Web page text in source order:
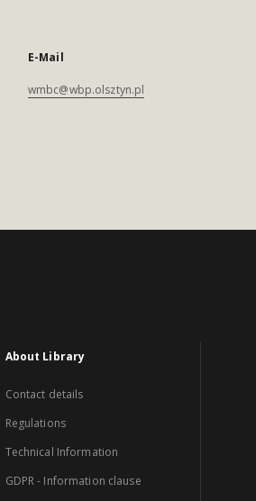
E-Mail
wmbc@wbp.olsztyn.pl
About Library
Contact details
Regulations
Technical Information
GDPR - Information clause